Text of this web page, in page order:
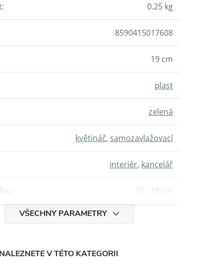
: 0.25 kg
8590415017608
19 cm
plast
zelená
květináč, samozavlažovací
interiér, kancelář
: 15 - 19 cm
VŠECHNY PARAMETRY
V TÉTO KATEGORII